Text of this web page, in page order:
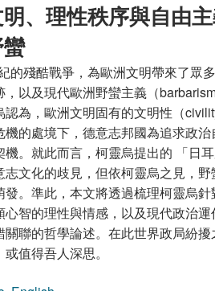
、理性秩序與自由
的殘酷戰爭，為歐洲文明帶來了眾
，以及現代歐洲野蠻主義（
認為，歐洲文明固有的文明性（
機的處境下，德意志邦國為追求政
機。就此而言，柯靈烏提出的 「日
志文化的歧見，但依柯靈烏之見，
發。準此，本文將透過梳理柯靈烏
心智的理性與情感，以及現代政治
關聯的哲學論述。在此世界政局紛
值得吾人深思。